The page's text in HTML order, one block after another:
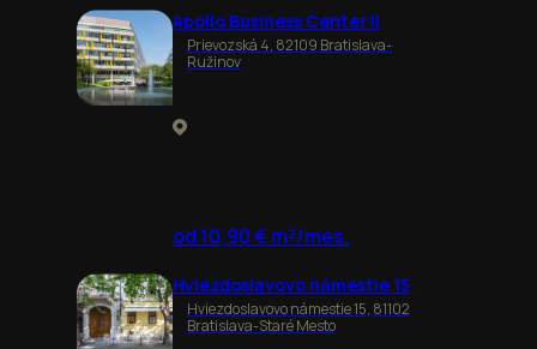
Apollo Business Center II
Prievozská 4, 82109 Bratislava-
Ružinov
od 10,90 € m²/mes.
Hviezdoslavovo námestie 15
Hviezdoslavovo námestie 15, 81102
Bratislava-Staré Mesto